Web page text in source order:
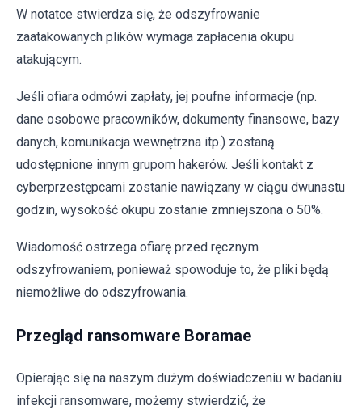
W notatce stwierdza się, że odszyfrowanie
zaatakowanych plików wymaga zapłacenia okupu
atakującym.
Jeśli ofiara odmówi zapłaty, jej poufne informacje (np.
dane osobowe pracowników, dokumenty finansowe, bazy
danych, komunikacja wewnętrzna itp.) zostaną
udostępnione innym grupom hakerów. Jeśli kontakt z
cyberprzestępcami zostanie nawiązany w ciągu dwunastu
godzin, wysokość okupu zostanie zmniejszona o 50%.
Wiadomość ostrzega ofiarę przed ręcznym
odszyfrowaniem, ponieważ spowoduje to, że pliki będą
niemożliwe do odszyfrowania.
Przegląd ransomware Boramae
Opierając się na naszym dużym doświadczeniu w badaniu
infekcji ransomware, możemy stwierdzić, że